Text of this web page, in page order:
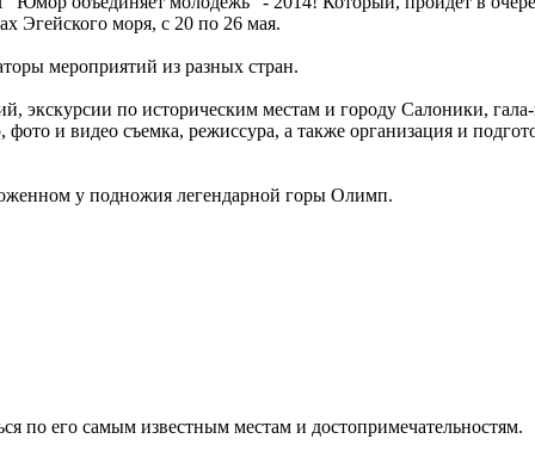
Эгейского моря, с 20 по 26 мая.
мероприятий из разных стран.
по историческим местам и городу Салоники,
и видео съемка, режиссура, а также организация и
у подножия легендарной горы Олимп.
по его самым известным местам и достопримечательностям.